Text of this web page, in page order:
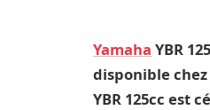
Yamaha YBR
disponible
YBR 125cc est